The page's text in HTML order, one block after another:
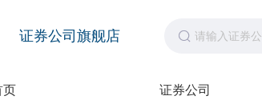
证券公司旗舰店
页 证券公司